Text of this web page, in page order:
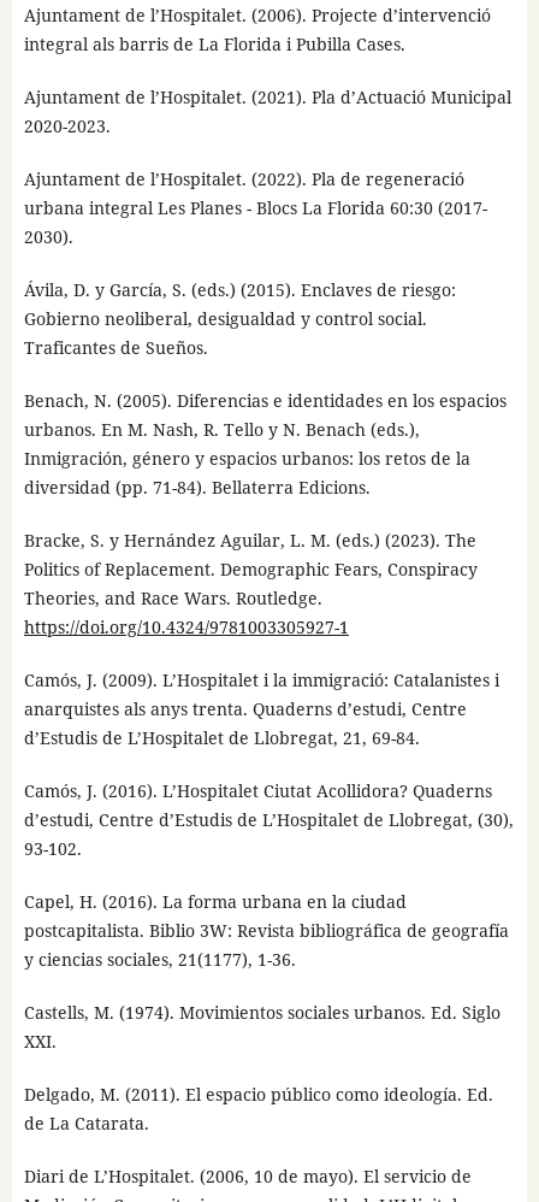
Ajuntament de l’Hospitalet. (2006). Projecte d’intervenció
integral als barris de La Florida i Pubilla Cases.
Ajuntament de l’Hospitalet. (2021). Pla d’Actuació Municipal
2020-2023.
Ajuntament de l’Hospitalet. (2022). Pla de regeneració
urbana integral Les Planes - Blocs La Florida 60:30 (2017-
2030).
Ávila, D. y García, S. (eds.) (2015). Enclaves de riesgo:
Gobierno neoliberal, desigualdad y control social.
Traficantes de Sueños.
Benach, N. (2005). Diferencias e identidades en los espacios
urbanos. En M. Nash, R. Tello y N. Benach (eds.),
Inmigración, género y espacios urbanos: los retos de la
diversidad (pp. 71-84). Bellaterra Edicions.
Bracke, S. y Hernández Aguilar, L. M. (eds.) (2023). The
Politics of Replacement. Demographic Fears, Conspiracy
Theories, and Race Wars. Routledge.
https://doi.org/10.4324/9781003305927-1
Camós, J. (2009). L’Hospitalet i la immigració: Catalanistes i
anarquistes als anys trenta. Quaderns d’estudi, Centre
d’Estudis de L’Hospitalet de Llobregat, 21, 69-84.
Camós, J. (2016). L’Hospitalet Ciutat Acollidora? Quaderns
d’estudi, Centre d’Estudis de L’Hospitalet de Llobregat, (30),
93-102.
Capel, H. (2016). La forma urbana en la ciudad
postcapitalista. Biblio 3W: Revista bibliográfica de geografía
y ciencias sociales, 21(1177), 1-36.
Castells, M. (1974). Movimientos sociales urbanos. Ed. Siglo
XXI.
Delgado, M. (2011). El espacio público como ideología. Ed.
de La Catarata.
Diari de L’Hospitalet. (2006, 10 de mayo). El servicio de